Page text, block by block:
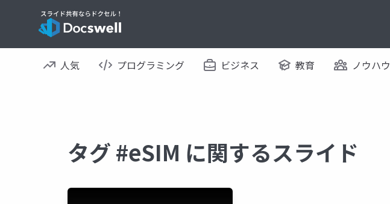
人気 プログラミング ビジネス 教育 ノウハウ
タグ #eSIM に関するスライド